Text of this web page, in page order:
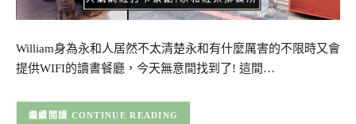
William身為永和人居然不太清楚永和有什麼厲害的不限時又會
提供WIFI的讀書餐廳，今天無意間找到了! 這間…
CONTINUE READING